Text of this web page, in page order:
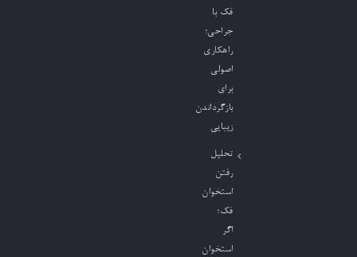
فک با
جراحی؛
راهکاری
اصولی
برای
بازگرداندن
زیبایی
تحلیل
رفتن
استخوان
فک؛
اگر
استخوان